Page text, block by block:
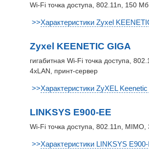
Wi-Fi точка доступа, 802.11n, 150
>>Характеристики Zyxel
Zyxel KEENETIC GIGA
гигабитная Wi-Fi точка доступа,
4xLAN, принт-сервер
>>Характеристики ZyXEL
LINKSYS E900-EE
Wi-Fi точка доступа, 802.11n,
>>Характеристики LINKSYS